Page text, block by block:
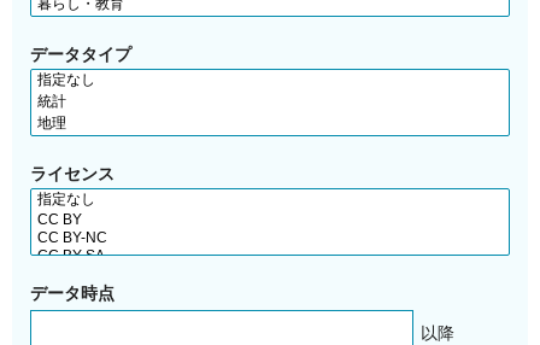
データタイプ
ライセンス
データ時点
以降